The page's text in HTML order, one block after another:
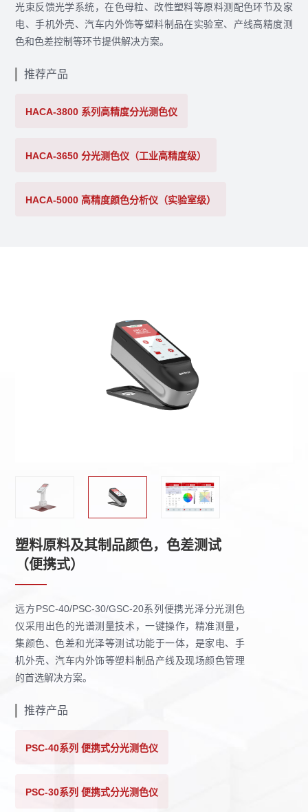
光束反馈光学系统，在色母粒、改性塑料等原料测配色环节及家
电、手机外壳、汽车内外饰等塑料制品在实验室、产线高精度测
色和色差控制等环节提供解决方案。
推荐产品
HACA-3800 系列高精度分光测色仪
HACA-3650 分光测色仪（工业高精度级）
HACA-5000 高精度颜色分析仪（实验室级）
塑料原料及其制品颜色，色差测试
（便携式）
远方PSC-40/PSC-30/GSC-20系列便携光泽分光测色
仪采用出色的光谱测量技术，一键操作，精准测量，
集颜色、色差和光泽等测试功能于一体，是家电、手
机外壳、汽车内外饰等塑料制品产线及现场颜色管理
的首选解决方案。
推荐产品
PSC-40系列 便携式分光测色仪
PSC-30系列 便携式分光测色仪